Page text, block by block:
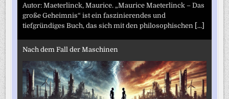
Autor: Maeterlinck, Maurice. „Maurice Maeterlinck – Das
große Geheimnis“ ist ein faszinierendes und
tiefgründiges Buch, das sich mit den philosophischen [...]
Nach dem Fall der Maschinen